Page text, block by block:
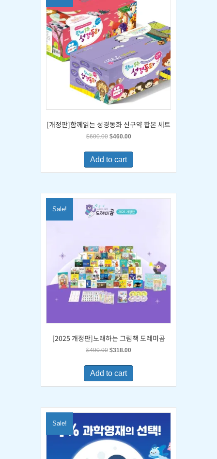
[개정판]함께읽는 성경동화 신구약 합본 세트
$600.00 Original
was:
$600.00.
$460.00Current
is:
Add to cart
Sale!
[2025 개정판]노래하는 그림책 도레미곰
$490.00 Original
was:
$490.00.
$318.00Current
is:
Add to cart
Sale!